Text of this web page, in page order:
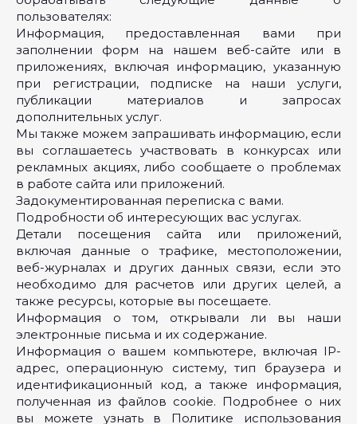
пользователях:
Информация, предоставленная вами при
заполнении форм на нашем веб-сайте или в
приложениях, включая информацию, указанную
при регистрации, подписке на наши услуги,
публикации материалов и запросах
дополнительных услуг.
Мы также можем запрашивать информацию, если
вы соглашаетесь участвовать в конкурсах или
рекламных акциях, либо сообщаете о проблемах
в работе сайта или приложений.
Задокументированная переписка с вами.
Подробности об интересующих вас услугах.
Детали посещения сайта или приложений,
включая данные о трафике, местоположении,
веб-журналах и других данных связи, если это
необходимо для расчетов или других целей, а
также ресурсы, которые вы посещаете.
Информация о том, открывали ли вы наши
электронные письма и их содержание.
Информация о вашем компьютере, включая IP-
адрес, операционную систему, тип браузера и
идентификационный код, а также информация,
полученная из файлов cookie. Подробнее о них
вы можете узнать в Политике использования